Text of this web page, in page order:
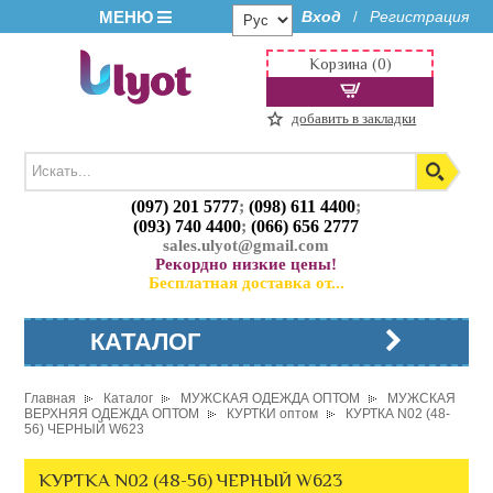
МЕНЮ Вход / Регистрация
(097) 201 5777;(098) 611 4400;
(093) 740 4400;(066) 656 2777
sales.ulyot@gmail.com
Рекордно низкие цены!
Бесплатная доставка от...
Корзина (0)
добавить в закладки
КАТАЛОГ
Главная Каталог МУЖСКАЯ ОДЕЖДА ОПТОМ
МУЖСКАЯ
ВЕРХНЯЯ ОДЕЖДА ОПТОМ
КУРТКИ оптом
КУРТКА N02 (48-
56) ЧЕРНЫЙ W623
КУРТКА N02 (48-56) ЧЕРНЫЙ W623